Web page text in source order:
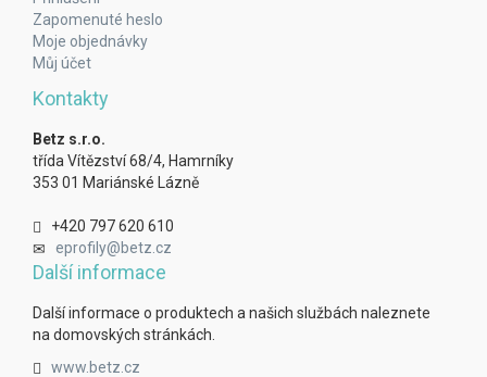
Zapomenuté heslo
Moje objednávky
Můj účet
Kontakty
Betz s.r.o.
třída Vítězství 68/4, Hamrníky
353 01 Mariánské Lázně
+420 797 620 610
eprofily@betz.cz
Další informace
Další informace o produktech a našich službách naleznete
na domovských stránkách.
www.betz.cz